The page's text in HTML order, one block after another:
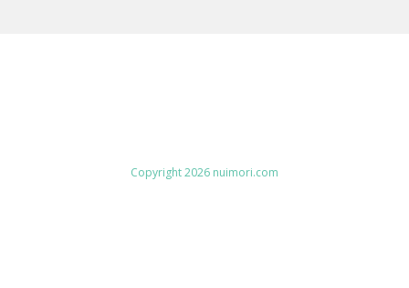
Copyright 2026 nuimori.com